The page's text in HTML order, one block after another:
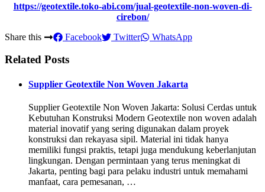
https://geotextile.toko-abi.com/jual-geotextile-non-woven-di-
cirebon/
Share this
Facebook Twitter WhatsApp
Related Posts
Supplier Geotextile Non Woven Jakarta
Supplier Geotextile Non Woven Jakarta: Solusi Cerdas untuk
Kebutuhan Konstruksi Modern Geotextile non woven adalah
material inovatif yang sering digunakan dalam proyek
konstruksi dan rekayasa sipil. Material ini tidak hanya
memiliki fungsi praktis, tetapi juga mendukung keberlanjutan
lingkungan. Dengan permintaan yang terus meningkat di
Jakarta, penting bagi para pelaku industri untuk memahami
manfaat, cara pemesanan, …